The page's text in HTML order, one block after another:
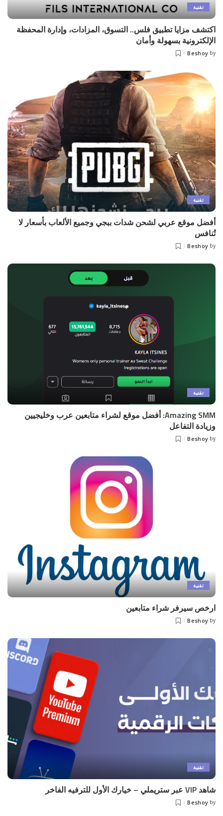
تقنية
اكتشف مزايا تطبيق فلس.. التسوق، المزادات، وإدارة المحفظة
الإلكترونية بسهولة وأمان
Posted
by
Beshoy
تقنية
أفضل موقع عربي لشحن شدات ببجي وجميع الألعاب بأسعار لا
تُنافس
Posted
by
Beshoy
تقنية
Amazing SMM: أفضل موقع لشراء متابعين عرب وخليجيين
وزيادة التفاعل
Posted
by
Beshoy
تقنية
ارخص سيرفر شراء متابعين
Posted
by
Beshoy
تقنية
شاهد VIP عبر ستريملي – خيارك الأول للترفيه الفاخر
Posted
by
Beshoy